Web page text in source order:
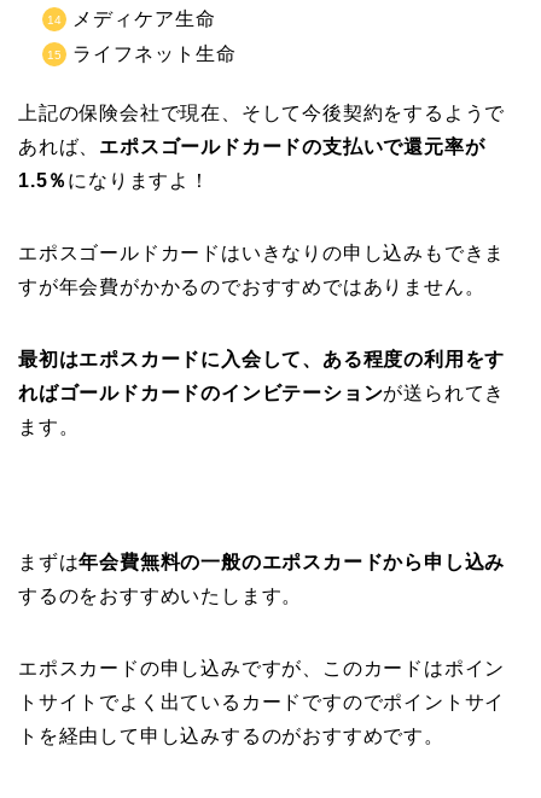
メディケア生命
ライフネット生命
上記の保険会社で現在、そして今後契約をするようで
あれば、 エポスゴールドカードの支払いで還元率が
1.5％ になりますよ！
エポスゴールドカードはいきなりの申し込みもできま
すが年会費がかかるのでおすすめではありません。
最初はエポスカードに入会して、ある程度の利用をす
ればゴールドカードのインビテーションが送られてき
ます。
まずは年会費無料の一般のエポスカードから申し込み
するのをおすすめいたします。
エポスカードの申し込みですが、このカードはポイン
トサイトでよく出ているカードですのでポイントサイ
トを経由して申し込みするのがおすすめです。